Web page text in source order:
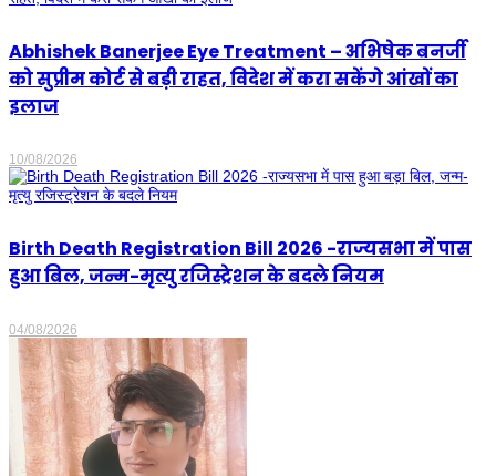
Abhishek Banerjee Eye Treatment – अभिषेक बनर्जी
को सुप्रीम कोर्ट से बड़ी राहत, विदेश में करा सकेंगे आंखों का
इलाज
10/08/2026
Birth Death Registration Bill 2026 -राज्यसभा में पास
हुआ बिल, जन्म-मृत्यु रजिस्ट्रेशन के बदले नियम
04/08/2026